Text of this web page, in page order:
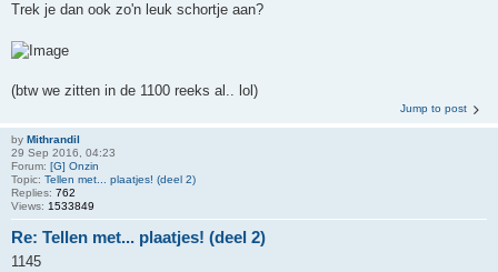
Trek je dan ook zo'n leuk schortje aan?
(btw we zitten in de 1100 reeks al.. lol)
Jump to post
by Mithrandil
29 Sep 2016, 04:23
Forum: [G] Onzin
Topic: Tellen met... plaatjes! (deel 2)
Replies: 762
Views: 1533849
Re: Tellen met... plaatjes! (deel 2)
1145